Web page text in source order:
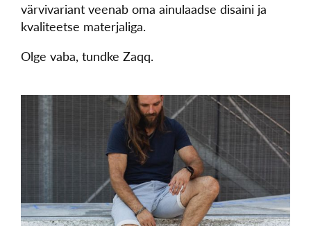
värvivariant veenab oma ainulaadse disaini ja
kvaliteetse materjaliga.
Olge vaba, tundke Zaqq.